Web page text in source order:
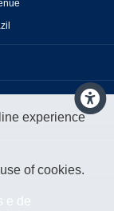
e de
experience
of cookies.